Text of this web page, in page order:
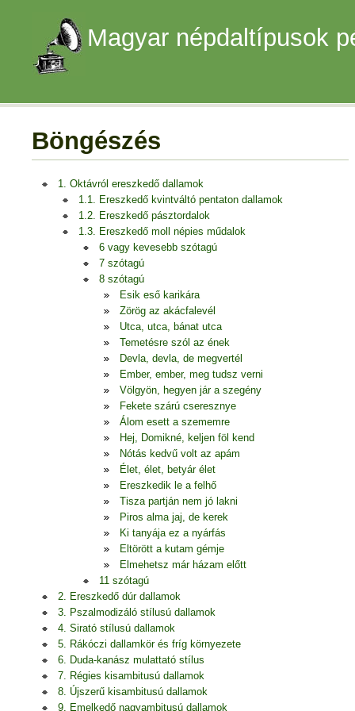
Magyar népdaltípusok
Böngészés
1. Oktávról ereszkedő dallamok
1.1. Ereszkedő kvintváltó pentaton dallamok
1.2. Ereszkedő pásztordalok
1.3. Ereszkedő moll népies műdalok
6 vagy kevesebb szótagú
7 szótagú
8 szótagú
Esik eső karikára
Zörög az akácfalevél
Utca, utca, bánat utca
Temetésre szól az ének
Devla, devla, de megvertél
Ember, ember, meg tudsz verni
Völgyön, hegyen jár a szegény
Fekete szárú cseresznye
Álom esett a szememre
Hej, Domikné, keljen föl kend
Nótás kedvű volt az apám
Élet, élet, betyár élet
Ereszkedik le a felhő
Tisza partján nem jó lakni
Piros alma jaj, de kerek
Ki tanyája ez a nyárfás
Eltörött a kutam gémje
Elmehetsz már házam előtt
11 szótagú
2. Ereszkedő dúr dallamok
3. Pszalmodizáló stílusú dallamok
4. Sirató stílusú dallamok
5. Rákóczi dallamkör és fríg környezete
6. Duda-kanász mulattató stílus
7. Régies kisambitusú dallamok
8. Újszerű kisambitusú dallamok
9. Emelkedő nagyambitusú dallamok